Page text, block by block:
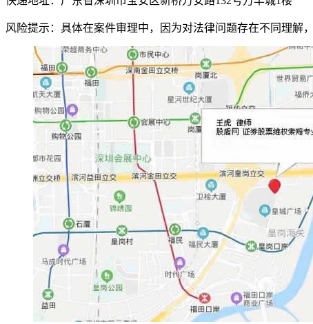
风险提示：具体在案件审理中，因为对法律问题存在不同理解